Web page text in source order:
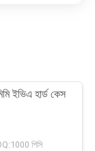
ইভিএ হার্ড কেস
পিসি